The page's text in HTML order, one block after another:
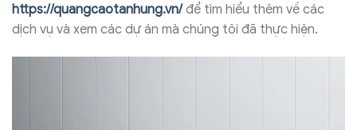
https://quangcaotanhung.vn/để tìm hiểu thêm về các
dịch vụ và xem các dự án mà chúng tôi đã thực hiện.